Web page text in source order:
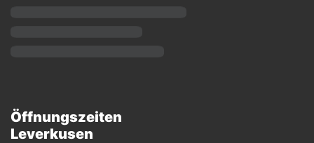
Öffnungszeiten
Leverkusen